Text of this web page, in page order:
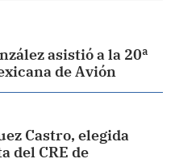
asistió a la 20ª
de Avión
Castro, elegida
del CRE de